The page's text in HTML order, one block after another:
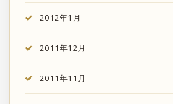
2012年1月
2011年12月
2011年11月